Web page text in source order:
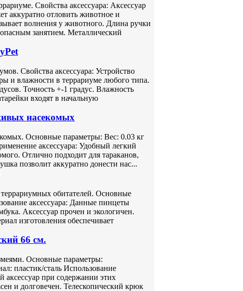
Свойства аксессуара: Аксессуар
аккуратно отловить животное и
волнения у животного. Длина ручки
занятием. Металлический
Свойства аксессуара: Устройство
и влажности в террариуме любого типа.
Точность +-1 градус. Влажность
входят в начальную
насекомых
Основные параметры: Вес: 0.03 кг
аксессуара: Удобный легкий
Отлично подходит для тараканов,
позволит аккуратно донести нас...
обитателей. Основные
аксессуара: Данные пинцеты
Аксессуар прочен и экологичен.
изготовления обеспечивает
66 см.
Основные параметры:
пластик/сталь Использование
аксессуар при содержании этих
и долговечен. Телескопический крюк